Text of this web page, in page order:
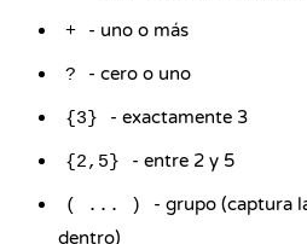
+ - uno o más
? - cero o uno
{3} - exactamente 3
{2,5} - entre 2 y 5
( ... )
- grupo (captura
dentro)